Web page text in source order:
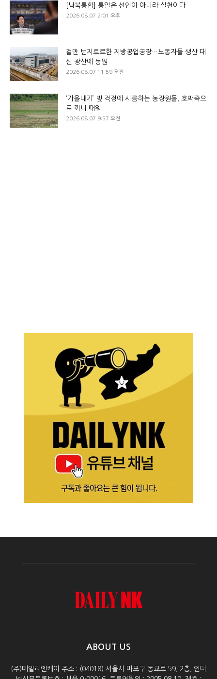
[남북통합] 통일은 선언이 아니라 실천이다
2026.08.07 2:01 오후
겉만 번지르르한 지방공업공장…노동자들 생산 대
신 광산에 동원
2026.08.07 11:59 오전
‘가을내기’ 빚 걱정에 시름하는 농장원들, 호박죽으
로 끼니 때워
2026.08.07 9:57 오전
ABOUT US
(주)데일리엔케이 주소 : (04018) 서울시 마포구 동교로 59, 2층, 인터